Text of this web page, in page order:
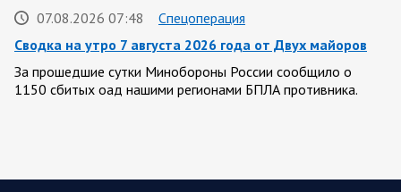
07.08.2026 07:48
Спецоперация
Сводка на утро 7 августа 2026 года от Двух майоров
За прошедшие сутки Минобороны России сообщило о
1150 сбитых оад нашими регионами БПЛА противника.